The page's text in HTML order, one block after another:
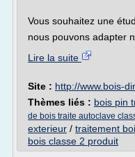
Vous souhaitez une
nous pouvons adapter
Lire la suite
Site : http://www.bois-
Thèmes liés : bois pin
de bois traite autoclave
exterieur / traitement
bois classe 2 produit